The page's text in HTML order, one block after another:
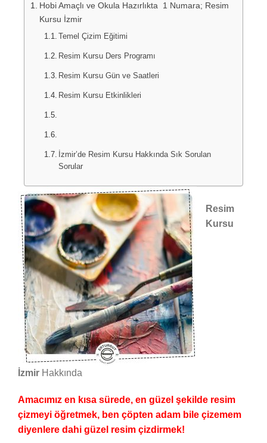
Hobi Amaçlı ve Okula Hazırlıkta 1 Numara; Resim
Kursu İzmir
Temel Çizim Eğitimi
Resim Kursu Ders Programı
Resim Kursu Gün ve Saatleri
Resim Kursu Etkinlikleri
İzmir’de Resim Kursu Hakkında Sık Sorulan
Sorular
Resim
Kursu
İzmirHakkında
Amacımız en kısa sürede, en güzel şekilde resim
çizmeyi öğretmek, ben çöpten adam bile çizemem
diyenlere dahi güzel resim çizdirmek!